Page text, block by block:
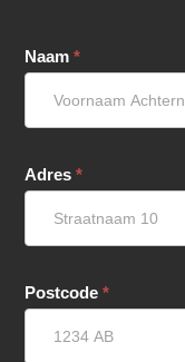
Offerte
aanvraag
Naam*
Adres*
Postcode*